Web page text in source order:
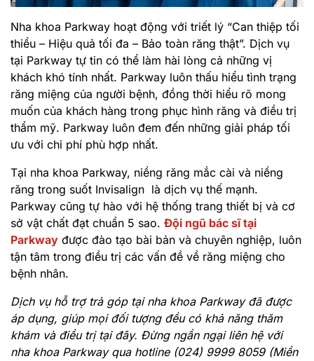
Nha khoa Parkway hoạt động với triết lý “Can thiệp tối
thiểu – Hiệu quả tối đa – Bảo toàn răng thật”. Dịch vụ
tại Parkway tự tin có thể làm hài lòng cả những vị
khách khó tính nhất. Parkway luôn thấu hiểu tình trạng
răng miệng của người bệnh, đồng thời hiểu rõ mong
muốn của khách hàng trong phục hình răng và điều trị
thẩm mỹ. Parkway luôn đem đến những giải pháp tối
ưu với chi phí phù hợp nhất.
Tại nha khoa Parkway, niềng răng mắc cài và niềng
răng trong suốt Invisalign là dịch vụ thế mạnh.
Parkway cũng tự hào với hệ thống trang thiết bị và cơ
sở vật chất đạt chuẩn 5 sao. Đội ngũ bác sĩ tại
Parkway được đào tạo bài bản và chuyên nghiệp, luôn
tận tâm trong điều trị các vấn đề về răng miệng cho
bệnh nhân.
Dịch vụ hỗ trợ trả góp tại nha khoa Parkway đã được
áp dụng, giúp mọi đối tượng đều có khả năng thăm
khám và điều trị tại đây. Đừng ngần ngại liên hệ với
nha khoa Parkway qua hotline (024) 9999 8059 (Miền